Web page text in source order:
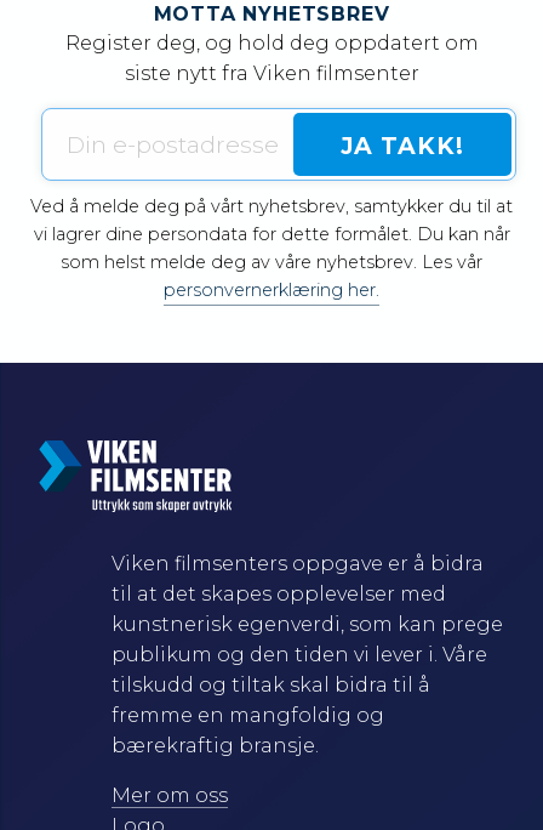
MOTTA NYHETSBREV
Register deg, og hold deg oppdatert om
siste nytt fra Viken filmsenter
Ved å melde deg på vårt nyhetsbrev, samtykker du til at
vi lagrer dine persondata for dette formålet. Du kan når
som helst melde deg av våre nyhetsbrev. Les vår
personvernerklæring her.
Viken filmsenters oppgave er å bidra
til at det skapes opplevelser med
kunstnerisk egenverdi, som kan prege
publikum og den tiden vi lever i. Våre
tilskudd og tiltak skal bidra til å
fremme en mangfoldig og
bærekraftig bransje.
Mer om oss